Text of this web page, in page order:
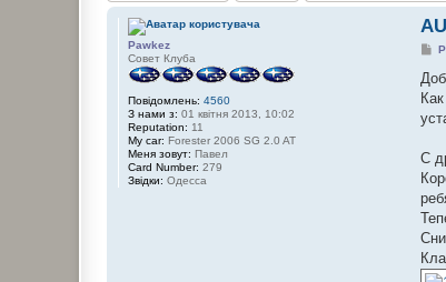
Pawkez
Совет Клуба
Повідомлень: 4560
З нами з: 01 квітня 2013, 10:02
Reputation: 11
My car: Forester 2006 SG 2.0 AT
Меня зовут: Павел
Card Number: 279
Звідки: Одесса
П
в
д
о
е
н
н
я
С